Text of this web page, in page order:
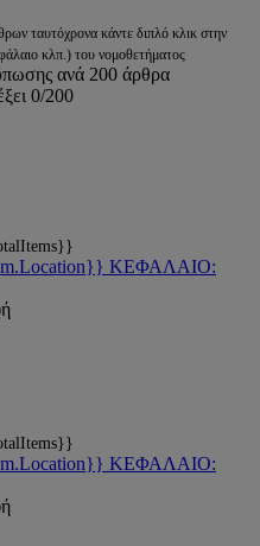
ταυτόχρονα κάντε διπλό κλικ στην
κλπ.) του νομοθετήματος
ανά 200 άρθρα
0/200
ΚΕΦΑΛΑΙΟ:
ΚΕΦΑΛΑΙΟ: